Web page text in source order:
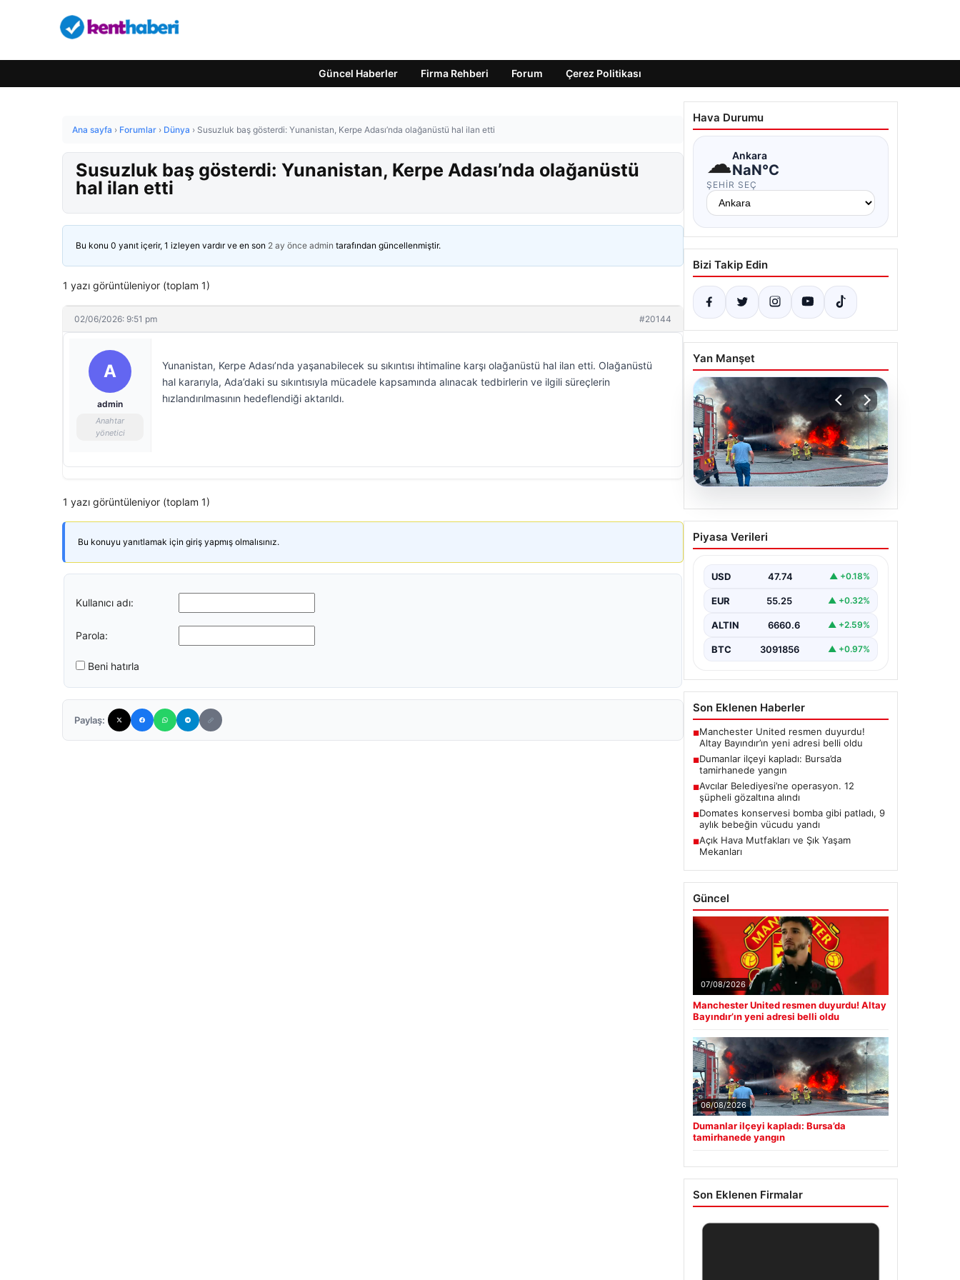
Güncel Haberler Firma Rehberi Forum Çerez Politikası
Ana sayfa › Forumlar › Dünya › Susuzluk baş gösterdi: Yunanistan, Kerpe Adası’nda olağanüstü hal ilan etti
Susuzluk baş gösterdi: Yunanistan, Kerpe Adası’nda olağanüstü
hal ilan etti
Bu konu 0 yanıt içerir, 1 izleyen vardır ve en son 2 ay önce admin tarafından güncellenmiştir.
1 yazı görüntüleniyor (toplam 1)
02/06/2026: 9:51 pm #20144
A
admin
Anahtar
yönetici
Yunanistan, Kerpe Adası’nda yaşanabilecek su sıkıntısı ihtimaline karşı olağanüstü hal ilan etti. Olağanüstü
hal kararıyla, Ada’daki su sıkıntısıyla mücadele kapsamında alınacak tedbirlerin ve ilgili süreçlerin
hızlandırılmasının hedeflendiği aktarıldı.
1 yazı görüntüleniyor (toplam 1)
Bu konuyu yanıtlamak için giriş yapmış olmalısınız.
Kullanıcı adı:
Parola:
Beni hatırla
Paylaş:
Hava Durumu
☁Ankara
NaN°C
ŞEHIR SEÇ
Bizi Takip Edin
Yan Manşet
Dumanlar ilçeyi kapladı:
Bursa’da tamirhanede
Piyasa Verileri
USD 47.74 ▲ +0.18%
EUR 55.25 ▲ +0.32%
ALTIN 6660.6 ▲ +2.59%
BTC 3091856 ▲ +0.97%
Son Eklenen Haberler
■Manchester United resmen duyurdu!
Altay Bayındır’ın yeni adresi belli oldu
■Dumanlar ilçeyi kapladı: Bursa’da
tamirhanede yangın
■Avcılar Belediyesi’ne operasyon. 12
şüpheli gözaltına alındı
■Domates konservesi bomba gibi patladı, 9
aylık bebeğin vücudu yandı
■Açık Hava Mutfakları ve Şık Yaşam
Mekanları
Güncel
07/08/2026
Manchester United resmen duyurdu! Altay
Bayındır’ın yeni adresi belli oldu
06/08/2026
Dumanlar ilçeyi kapladı: Bursa’da
tamirhanede yangın
Son Eklenen Firmalar